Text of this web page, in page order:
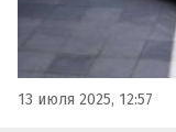
13 июля 2025, 12:57